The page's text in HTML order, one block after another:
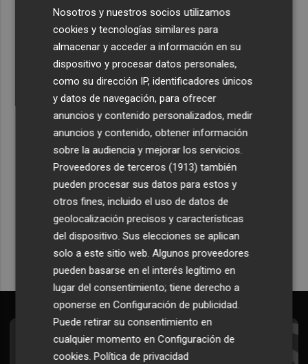
seguridad por el eclipse del día 12, con más de 24.000
efectivos
El Ayuntamiento de València lanza un decálogo para
seguir el eclipse con seguridad
Recibe toda la actualidad de
Plaza Podcast en tu correo
Quiero suscribirme
Suscríbete al Boletín
Nosotros y nuestros socios utilizamos
cookies y tecnologías similares para
almacenar y acceder a información en su
dispositivo y procesar datos personales,
como su dirección IP, identificadores únicos
y datos de navegación, para ofrecer
anuncios y contenido personalizados, medir
anuncios y contenido, obtener información
sobre la audiencia y mejorar los servicios.
Proveedores de terceros (1913) también
pueden procesar sus datos para estos y
otros fines, incluido el uso de datos de
geolocalización precisos y características
del dispositivo. Sus elecciones se aplican
solo a este sitio web. Algunos proveedores
pueden basarse en el interés legítimo en
lugar del consentimiento; tiene derecho a
oponerse enConfiguración de publicidad.
Puede retirar su consentimiento en
cualquier momento enConfiguración de
cookies.Política de privacidad